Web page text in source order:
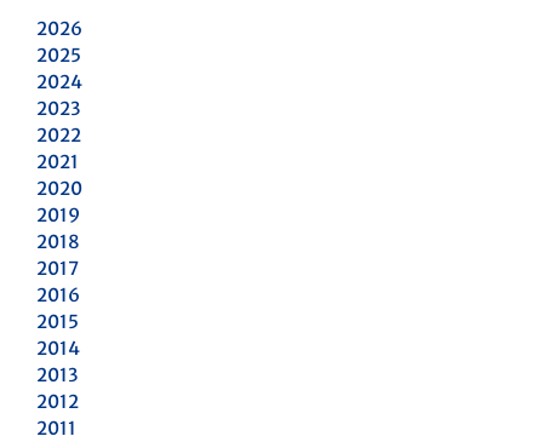
2026
2025
2024
2023
2022
2021
2020
2019
2018
2017
2016
2015
2014
2013
2012
2011